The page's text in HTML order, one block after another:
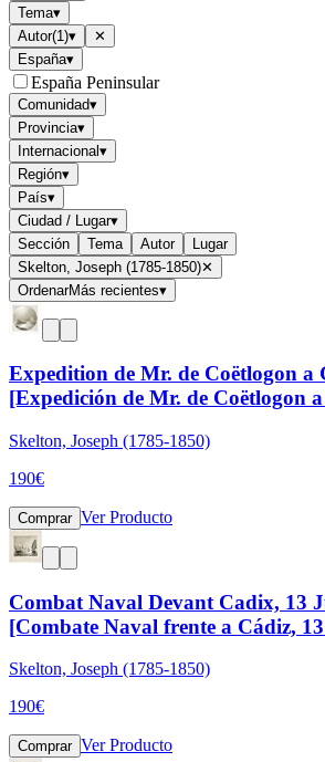
Tema▾
Autor(1)▾
✕
España▾
España Peninsular
Comunidad▾
Provincia▾
Internacional▾
Región▾
País▾
Ciudad / Lugar▾
Sección
Tema Autor
Lugar
Skelton, Joseph (1785-1850)✕
OrdenarMás recientes▾
Expedition de Mr. de Coëtlogon a
[Expedición de Mr. de Coëtlogon
Skelton, Joseph (1785-1850)
190€
Comprar Ver Producto
Combat Naval Devant Cadix, 13
[Combate Naval frente a Cádiz,
Skelton, Joseph (1785-1850)
190€
Comprar Ver Producto